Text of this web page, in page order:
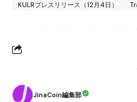
KULRプレスリリース（12月4日）
JinaCoin編集部